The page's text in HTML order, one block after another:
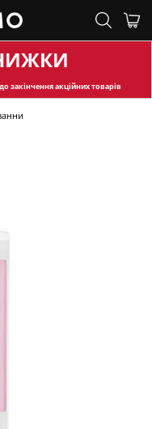
закінчення акційних товарів